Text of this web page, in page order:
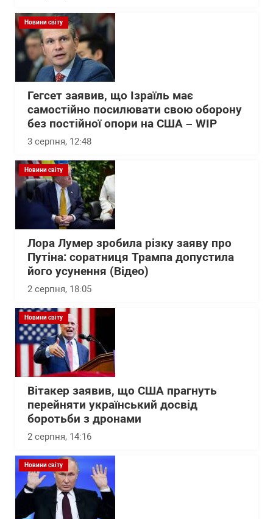
Новини світу
Гегсет заявив, що Ізраїль має
самостійно посилювати свою оборону
без постійної опори на США – WІP
3 серпня, 12:48
Новини світу
Лора Лумер зробила різку заяву про
Путіна: соратниця Трампа допустила
його усунення (Відео)
2 серпня, 18:05
Новини світу
Вітакер заявив, що США прагнуть
перейняти український досвід
боротьби з дронами
2 серпня, 14:16
Новини світу